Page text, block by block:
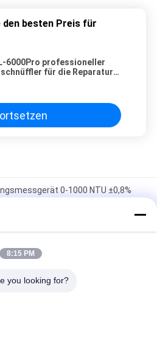
den besten Preis für
6000Pro professioneller
für die Reparatur
0-1000 NTU ±0,8%
0-1000 NTU Automatic
mit Sauerstoffgehalt-,
8:15 PM
you looking for?